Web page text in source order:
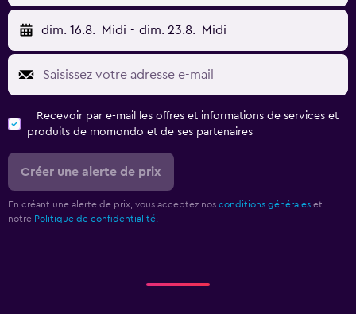
dim. 16.8. Midi - dim. 23.8. Midi
Recevoir par e-mail les offres et informations de services et
produits de momondo et de ses partenaires
Créer une alerte de prix
En créant une alerte de prix, vous acceptez nos conditions générales et
notre Politique de confidentialité.